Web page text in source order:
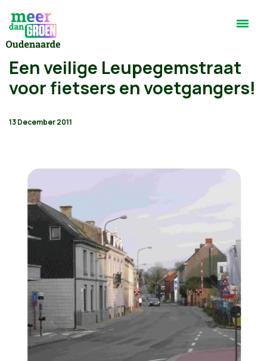
Een veilige Leupegemstraat
voor fietsers en voetgangers!
13 December 2011